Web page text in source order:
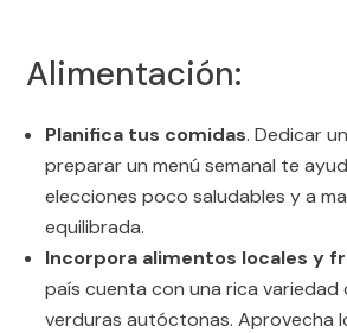
Alimentación:
Planifica tus comidas. Dedicar
preparar un menú semanal te
elecciones poco saludables y a
equilibrada.
Incorpora alimentos locales y
país cuenta con una rica variedad
verduras autóctonas. Aprovecha